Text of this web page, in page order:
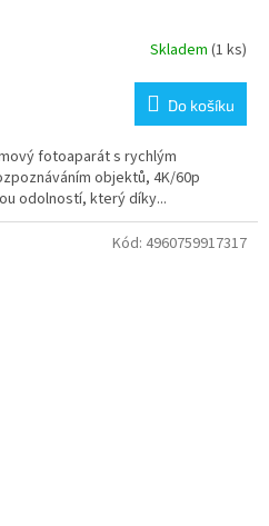
Skladem (1 ks)
Do košíku
fotoaparát s rychlým
objektů, 4K/60p
odolností, který díky...
Kód: 4960759917317